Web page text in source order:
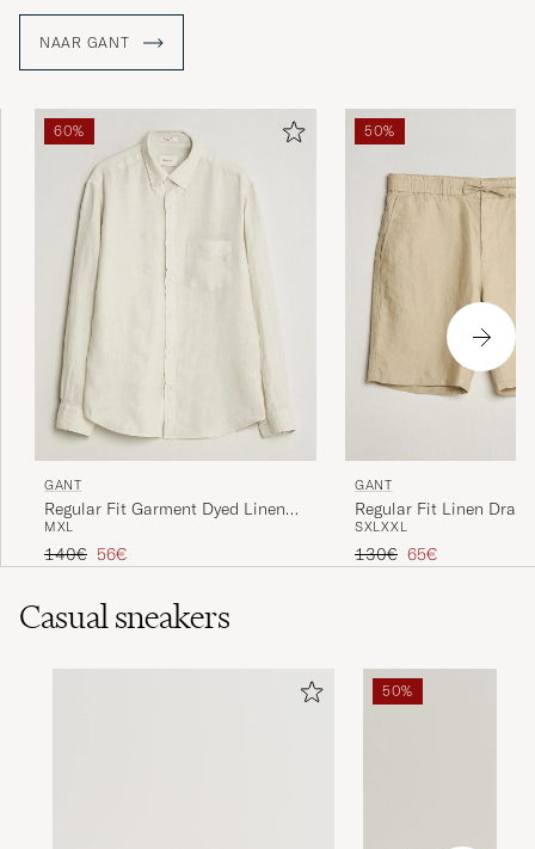
NAAR GANT
60%
GANT
Regular Fit Garment Dyed Linen
Shirt Sand
MXL
Reguliere prijs
140€ Verlaagd prijs
56€
50%
GANT
Regular Fit Linen
Shorts Oat Beige
SXLXXL
Reguliere prijs
130€ Verlaagd prijs
65€
Casual sneakers
50%